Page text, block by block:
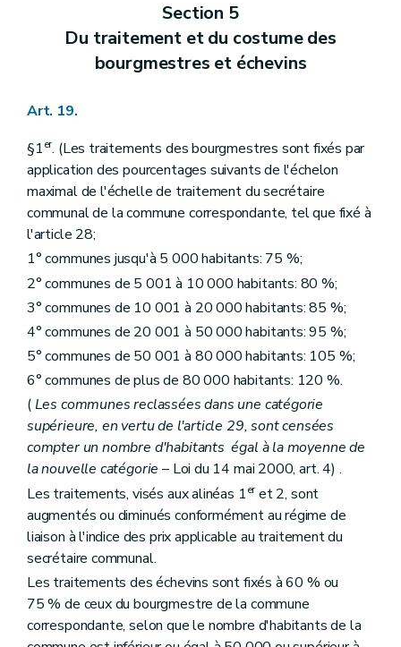
Section 5
Du traitement et du costume des
bourgmestres et échevins
Art. 19.
§1er. (Les traitements des bourgmestres sont fixés par
application des pourcentages suivants de l'échelon
maximal de l'échelle de traitement du secrétaire
communal de la commune correspondante, tel que fixé à
l'article 28;
1° communes jusqu'à 5 000 habitants: 75 %;
2° communes de 5 001 à 10 000 habitants: 80 %;
3° communes de 10 001 à 20 000 habitants: 85 %;
4° communes de 20 001 à 50 000 habitants: 95 %;
5° communes de 50 001 à 80 000 habitants: 105 %;
6° communes de plus de 80 000 habitants: 120 %.
(Les communes reclassées dans une catégorie
supérieure, en vertu de l'article 29, sont censées
compter un nombre d'habitants égal à la moyenne de
la nouvelle catégorie – Loi du 14 mai 2000, art. 4) .
Les traitements, visés aux alinéas 1eret 2, sont
augmentés ou diminués conformément au régime de
liaison à l'indice des prix applicable au traitement du
secrétaire communal.
Les traitements des échevins sont fixés à 60 % ou
75 % de ceux du bourgmestre de la commune
correspondante, selon que le nombre d'habitants de la